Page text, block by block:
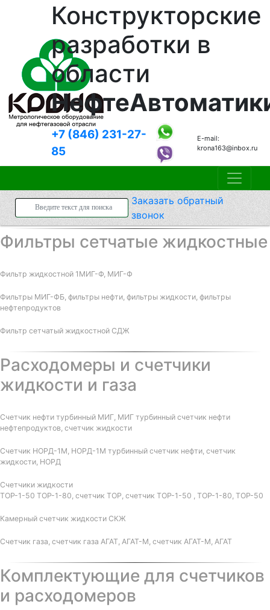
Конструкторские
разработки в
области
+7 (846) 231-27-
85
E-mail:
krona163@inbox.ru
Заказатьобратный
звонок
Фильтры сетчатые жидкостные
Фильтр жидкостной 1МИГ-Ф, МИГ-Ф
Фильтры МИГ-ФБ, фильтры нефти, фильтры жидкости, фильтры
нефтепродуктов
Фильтр сетчатый жидкостной СДЖ
Расходомеры и счетчики
жидкости и газа
Счетчик нефти турбинный МИГ, МИГ турбинный счетчик нефти
нефтепродуктов, счетчик жидкости
Счетчик НОРД-1М, НОРД-1М турбинный счетчик нефти, счетчик
жидкости, НОРД
Счетчики жидкости
ТОР-1-50 ТОР-1-80, счетчик ТОР, счетчик ТОР-1-50 , ТОР-1-80, ТОР-50
Камерный счетчик жидкости СКЖ
Счетчик газа, счетчик газа АГАТ, АГАТ-М, счетчик АГАТ-М, АГАТ
Комплектующие для счетчиков
и расходомеров